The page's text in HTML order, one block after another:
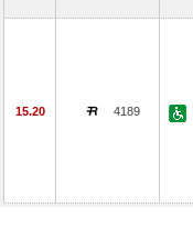
15.20 4189